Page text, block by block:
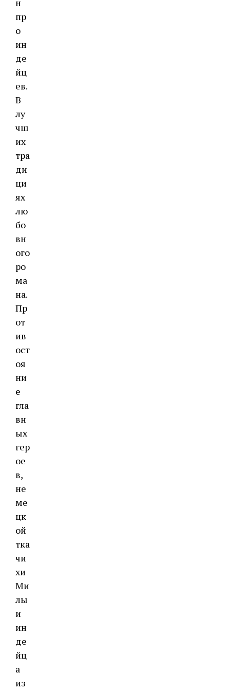
н
пр
о
ин
де
йц
ев.
В
лу
чш
их
тра
ди
ци
ях
лю
бо
вн
ого
ро
ма
на.
Пр
от
ив
ост
оя
ни
е
гла
вн
ых
гер
ое
в,
не
ме
цк
ой
тка
чи
хи
Ми
лы
и
ин
де
йц
а
из